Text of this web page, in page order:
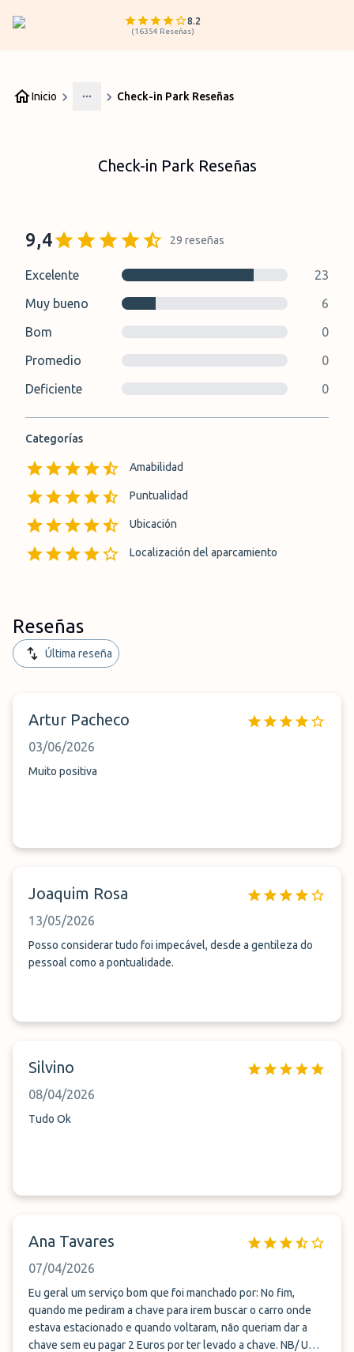
8.2
(16354 Reseñas)
Inicio
More
Check-in Park Reseñas
Check-in Park Reseñas
9,4 29 reseñas
Excelente
23
Muy bueno
6
Bom
0
Promedio
0
Deficiente
0
Categorías
Amabilidad
Puntualidad
Ubicación
Localización del aparcamiento
Reseñas
Última reseña
Artur Pacheco
03/06/2026
Muito positiva
Joaquim Rosa
13/05/2026
Posso considerar tudo foi impecável, desde a gentileza do
pessoal como a pontualidade.
Silvino
08/04/2026
Tudo Ok
Ana Tavares
07/04/2026
Eu geral um serviço bom que foi manchado por: No fim,
quando me pediram a chave para irem buscar o carro onde
estava estacionado e quando voltaram, não queriam dar a
chave sem eu pagar 2 Euros por ter levado a chave. NB/ Um